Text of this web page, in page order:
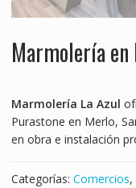
Marmolería en
Marmolería La Azul
Purastone en Merlo,
en obra e instalación
Categorías: Comercios,